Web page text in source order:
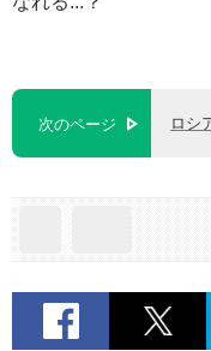
次のページ ロシ